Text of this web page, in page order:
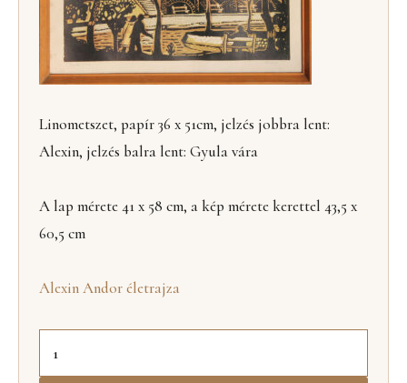
Linometszet, papír 36 x 51cm, jelzés jobbra lent:
Alexin, jelzés balra lent: Gyula vára
A lap mérete 41 x 58 cm, a kép mérete kerettel 43,5 x
60,5 cm
Alexin Andor életrajza